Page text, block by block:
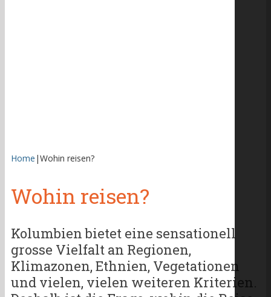
Home |Wohin reisen?
Wohin reisen?
Kolumbien bietet eine sensationell
grosse Vielfalt an Regionen,
Klimazonen, Ethnien, Vegetationen
und vielen, vielen weiteren Kriterien.